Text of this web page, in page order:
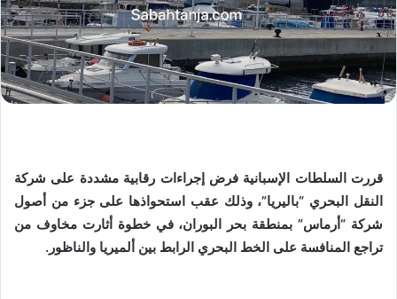
قررت السلطات الإسبانية فرض إجراءات رقابية مشددة على شركة
النقل البحري “باليريا”، وذلك عقب استحواذها على جزء من أصول
شركة “أرماس” بمنطقة بحر البوران، في خطوة أثارت مخاوف من
تراجع المنافسة على الخط البحري الرابط بين ألميريا والناظور.